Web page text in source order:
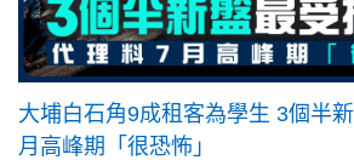
大埔白石角9成租客為學生 3個半
月高峰期「很恐怖」